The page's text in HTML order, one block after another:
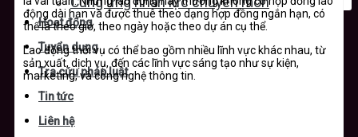
Hoạt động
Tuyển dụng
Tra cứu pháp luật
Tin tức
Liên hệ
động dài hạn và được thuê theo dạng hợp đồng ngắn hạn, có
thể là theo giờ, theo ngày hoặc theo dự án cụ thể.
Lao động thời vụ có thể bao gồm nhiều lĩnh vực khác nhau, từ
sản xuất, dịch vụ, đến các lĩnh vực sáng tạo như sự kiện,
marketing, và công nghệ thông tin.